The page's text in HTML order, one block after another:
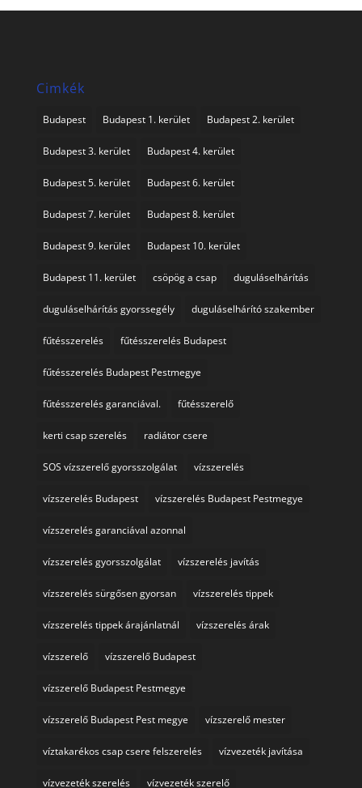
Cimkék
Budapest Budapest 1. kerület Budapest 2. kerület
Budapest 3. kerület Budapest 4. kerület
Budapest 5. kerület Budapest 6. kerület
Budapest 7. kerület Budapest 8. kerület
Budapest 9. kerület Budapest 10. kerület
Budapest 11. kerület csöpög a csap duguláselhárítás
duguláselhárítás gyorssegély duguláselhárító szakember
fűtésszerelés fűtésszerelés Budapest
fűtésszerelés Budapest Pestmegye
fűtésszerelés garanciával. fűtésszerelő
kerti csap szerelés radiátor csere
SOS vízszerelő gyorsszolgálat vízszerelés
vízszerelés Budapest vízszerelés Budapest Pestmegye
vízszerelés garanciával azonnal
vízszerelés gyorsszolgálat vízszerelés javítás
vízszerelés sürgősen gyorsan vízszerelés tippek
vízszerelés tippek árajánlatnál vízszerelés árak
vízszerelő vízszerelő Budapest
vízszerelő Budapest Pestmegye
vízszerelő Budapest Pest megye vízszerelő mester
víztakarékos csap csere felszerelés vízvezeték javítása
vízvezeték szerelés vízvezeték szerelő